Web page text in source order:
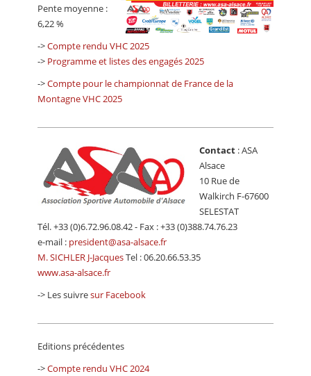
Pente moyenne :
6,22 %
->Compte rendu VHC 2025
-> Programme et listes des engagés 2025
->Compte pour le championnat de France de la
Montagne VHC 2025
Contact : ASA
Alsace
10 Rue de
Walkirch F-67600
SELESTAT
Tél. +33 (0)6.72.96.08.42 - Fax : +33 (0)388.74.76.23
e-mail : president@asa-alsace.fr
M. SICHLER J-JacquesTel : 06.20.66.53.35
www.asa-alsace.fr
-> Les suivresur Facebook
Editions précédentes
->Compte rendu VHC 2024